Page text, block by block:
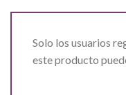
Solo los usuarios
este producto